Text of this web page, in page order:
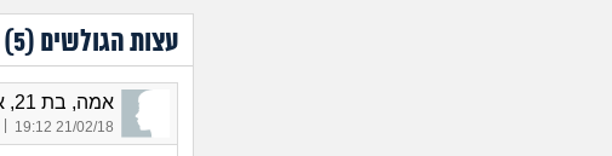
עצות הגולשים (5
)
אמה, בת 21, אורחת
21/02/18 19:12